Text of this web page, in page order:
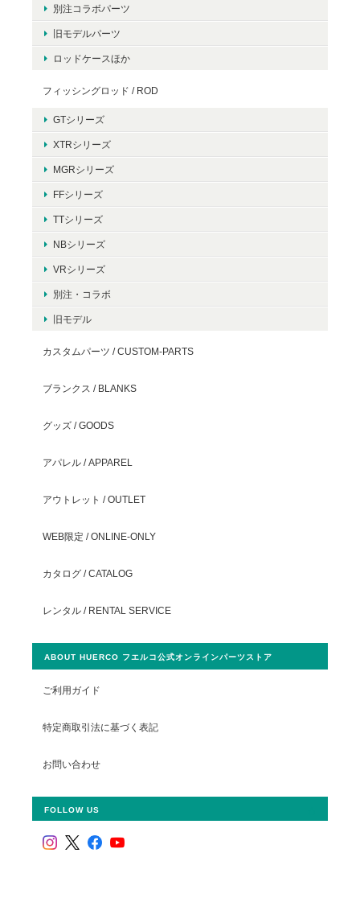
別注コラボパーツ
旧モデルパーツ
ロッドケースほか
フィッシングロッド / ROD
GTシリーズ
XTRシリーズ
MGRシリーズ
FFシリーズ
TTシリーズ
NBシリーズ
VRシリーズ
別注・コラボ
旧モデル
カスタムパーツ / CUSTOM-PARTS
ブランクス / BLANKS
グッズ / GOODS
アパレル / APPAREL
アウトレット / OUTLET
WEB限定 / ONLINE-ONLY
カタログ / CATALOG
レンタル / RENTAL SERVICE
ABOUT HUERCO フエルコ公式オンラインパーツストア
ご利用ガイド
特定商取引法に基づく表記
お問い合わせ
FOLLOW US